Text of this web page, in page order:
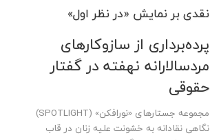
نقدی بر نمایش «در نظر اول»
پرده‌برداری از سازوکارهای
مردسالارانه نهفته در گفتار
حقوقی
مجموعه جستارهای «نورافکن» (SPOTLIGHT)
نگاهی نقادانه به خشونت علیه زنان در قاب